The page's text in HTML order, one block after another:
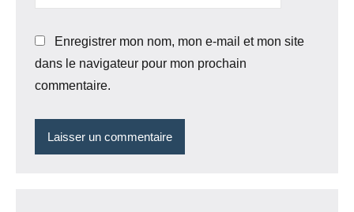
Enregistrer mon nom, mon e-mail et mon site
dans le navigateur pour mon prochain
commentaire.